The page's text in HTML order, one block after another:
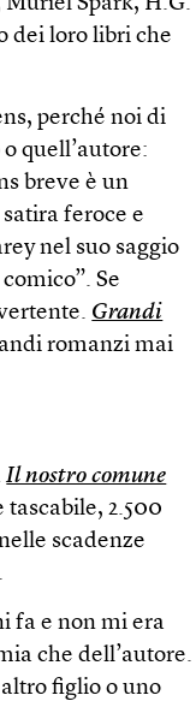
dei loro libri che
perché noi di
quell’autore:
breve è un
feroce e
nel suo saggio
Se
Grandi
romanzi mai
Il nostro comune
2.500
scadenze
fa e non mi era
che dell’autore.
figlio o uno